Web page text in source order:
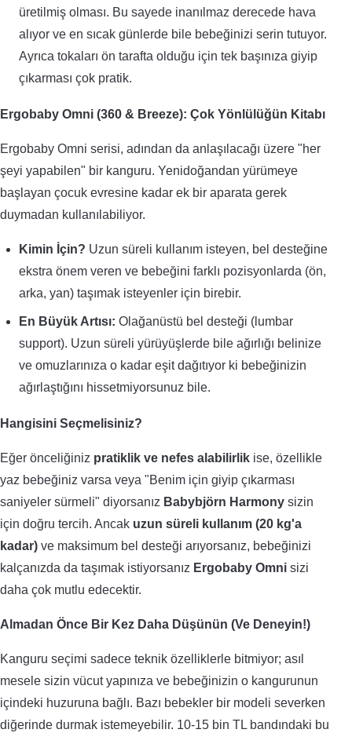
üretilmiş olması. Bu sayede inanılmaz derecede hava
alıyor ve en sıcak günlerde bile bebeğinizi serin tutuyor.
Ayrıca tokaları ön tarafta olduğu için tek başınıza giyip
çıkarması çok pratik.
Ergobaby Omni (360 & Breeze): Çok Yönlülüğün Kitabı
Ergobaby Omni serisi, adından da anlaşılacağı üzere "her
şeyi yapabilen" bir kanguru. Yenidoğandan yürümeye
başlayan çocuk evresine kadar ek bir aparata gerek
duymadan kullanılabiliyor.
Kimin İçin? Uzun süreli kullanım isteyen, bel desteğine
ekstra önem veren ve bebeğini farklı pozisyonlarda (ön,
arka, yan) taşımak isteyenler için birebir.
En Büyük Artısı: Olağanüstü bel desteği (lumbar
support). Uzun süreli yürüyüşlerde bile ağırlığı belinize
ve omuzlarınıza o kadar eşit dağıtıyor ki bebeğinizin
ağırlaştığını hissetmiyorsunuz bile.
Hangisini Seçmelisiniz?
Eğer önceliğiniz pratiklik ve nefes alabilirlik ise, özellikle
yaz bebeğiniz varsa veya "Benim için giyip çıkarması
saniyeler sürmeli" diyorsanız Babybjörn Harmony sizin
için doğru tercih. Ancak uzun süreli kullanım (20 kg'a
kadar) ve maksimum bel desteği arıyorsanız, bebeğinizi
kalçanızda da taşımak istiyorsanız Ergobaby Omni sizi
daha çok mutlu edecektir.
Almadan Önce Bir Kez Daha Düşünün (Ve Deneyin!)
Kanguru seçimi sadece teknik özelliklerle bitmiyor; asıl
mesele sizin vücut yapınıza ve bebeğinizin o kangurunun
içindeki huzuruna bağlı. Bazı bebekler bir modeli severken
diğerinde durmak istemeyebilir. 10-15 bin TL bandındaki bu